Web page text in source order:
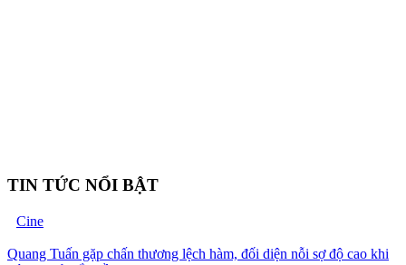
TIN TỨC NỔI BẬT
Cine
Quang Tuấn gặp chấn thương lệch hàm, đối diện nỗi sợ độ cao khi